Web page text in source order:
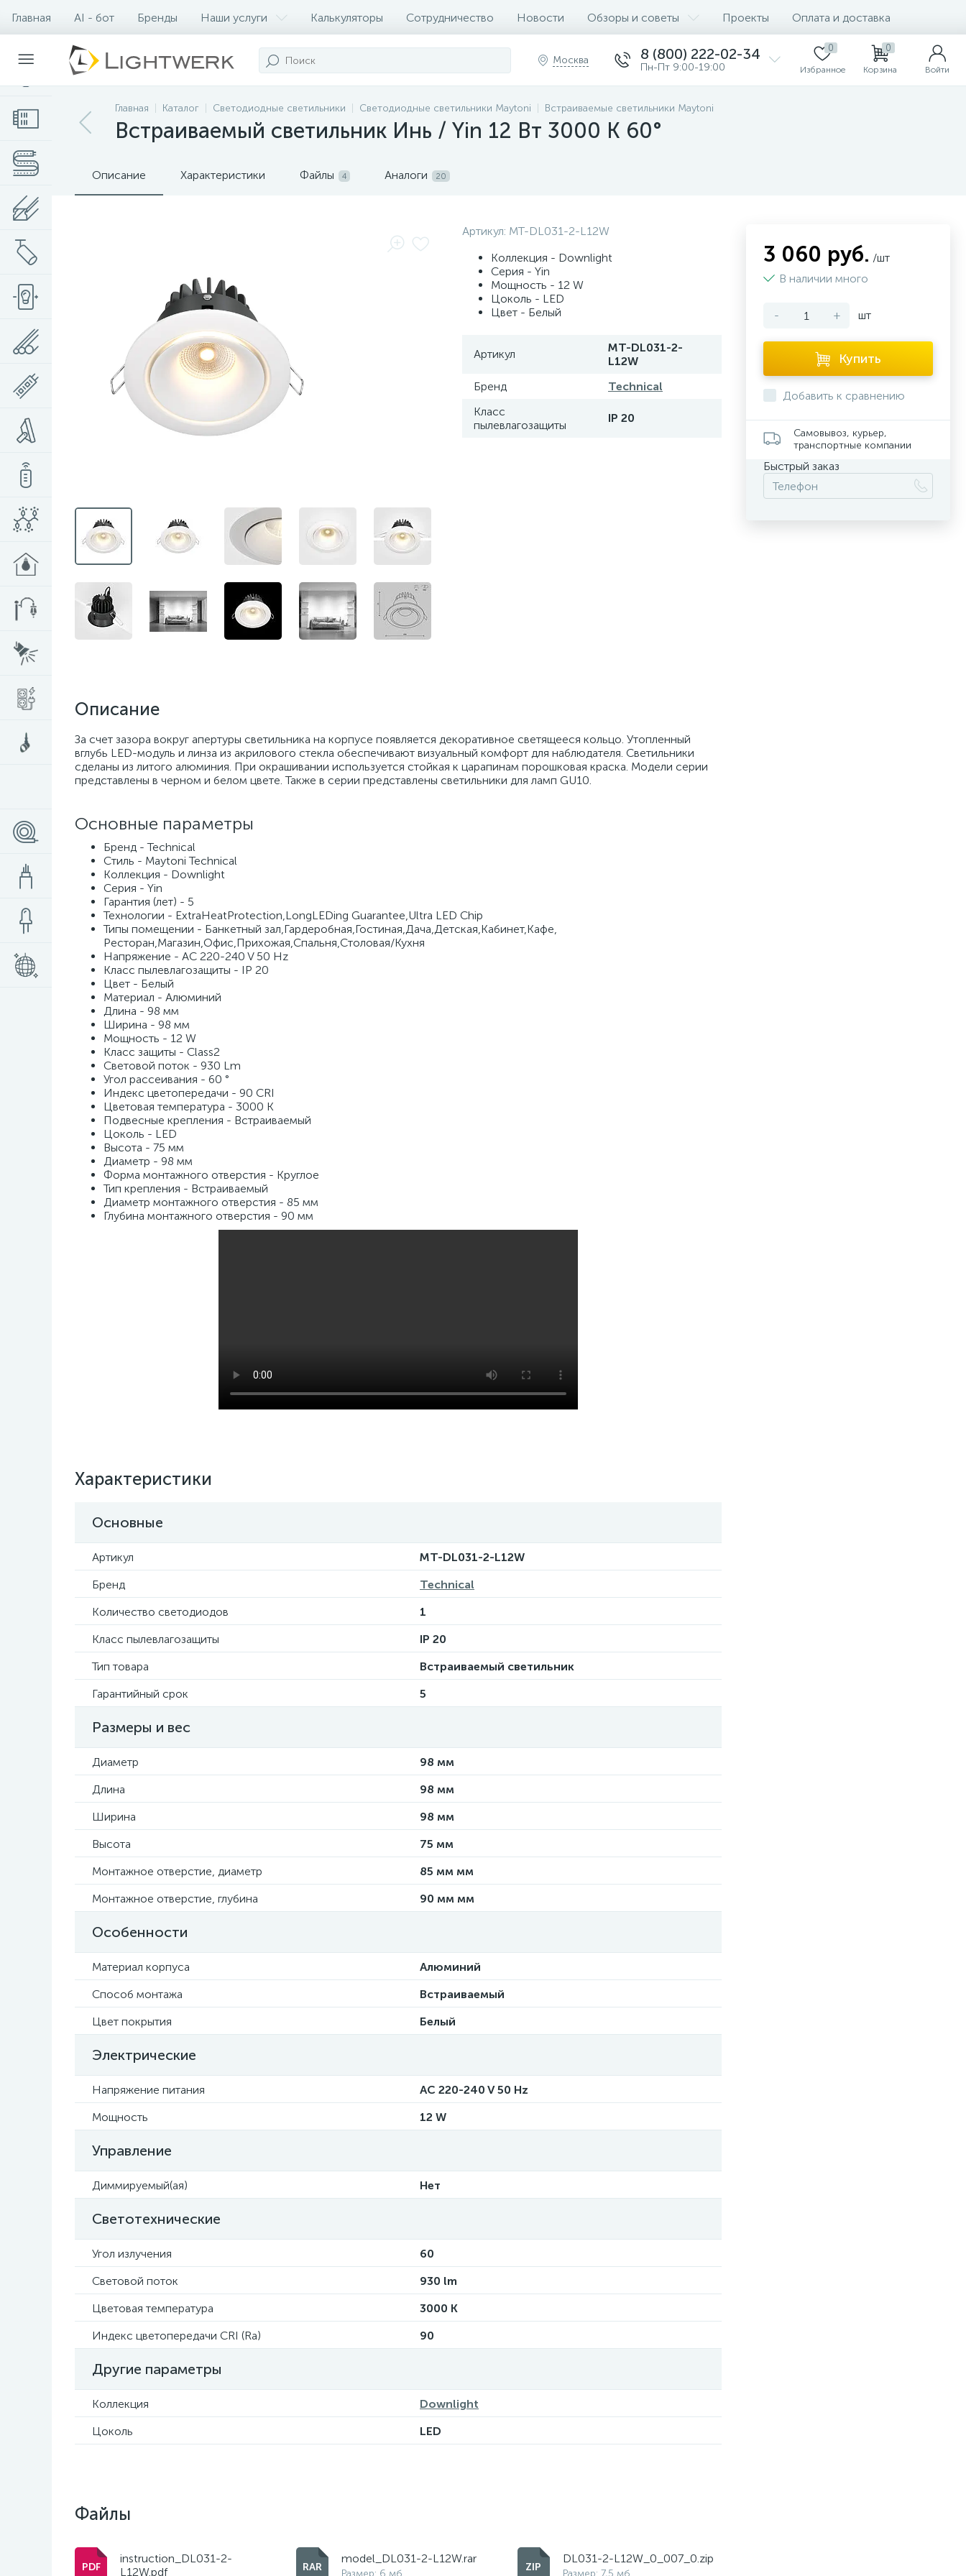
Главная AI - бот Бренды Наши услуги Калькуляторы Сотрудничество Новости Обзоры и советы Проекты Оплата и доставка
Контакты
Москва 8 (800) 222-02-34
Пн-Пт 9:00-19:00
0
Избранное
0
Корзина Войти
Главная Каталог Светодиодные светильники Светодиодные светильники Maytoni Встраиваемые светильники Maytoni
Встраиваемый светильник Инь / Yin 12 Вт 3000 К 60°
Описание Характеристики Файлы 4 Аналоги 20
Артикул: MT-DL031-2-L12W
Коллекция - Downlight
Серия - Yin
Мощность - 12 W
Цоколь - LED
Цвет - Белый
Артикул
MT-DL031-2-
L12W
Бренд
Technical
Класс
пылевлагозащиты
IP 20
Описание
За счет зазора вокруг апертуры светильника на корпусе появляется декоративное светящееся кольцо. Утопленный
вглубь LED-модуль и линза из акрилового стекла обеспечивают визуальный комфорт для наблюдателя. Светильники
сделаны из литого алюминия. При окрашивании используется стойкая к царапинам порошковая краска. Модели серии
представлены в черном и белом цвете. Также в серии представлены светильники для ламп GU10.
Основные параметры
Бренд - Technical
Стиль - Maytoni Technical
Коллекция - Downlight
Серия - Yin
Гарантия (лет) - 5
Технологии - ExtraHeatProtection,LongLEDing Guarantee,Ultra LED Chip
Типы помещении - Банкетный зал,Гардеробная,Гостиная,Дача,Детская,Кабинет,Кафе,
Ресторан,Магазин,Офис,Прихожая,Спальня,Столовая/Кухня
Напряжение - AC 220-240 V 50 Hz
Класс пылевлагозащиты - IP 20
Цвет - Белый
Материал - Алюминий
Длина - 98 мм
Ширина - 98 мм
Мощность - 12 W
Класс защиты - Class2
Световой поток - 930 Lm
Угол рассеивания - 60 °
Индекс цветопередачи - 90 CRI
Цветовая температура - 3000 K
Подвесные крепления - Встраиваемый
Цоколь - LED
Высота - 75 мм
Диаметр - 98 мм
Форма монтажного отверстия - Круглое
Тип крепления - Встраиваемый
Диаметр монтажного отверстия - 85 мм
Глубина монтажного отверстия - 90 мм
Характеристики
Основные
Артикул
MT-DL031-2-L12W
Бренд
Technical
Количество светодиодов
1
Класс пылевлагозащиты
IP 20
Тип товара
Встраиваемый светильник
Гарантийный срок
5
Размеры и вес
Диаметр
98 мм
Длина
98 мм
Ширина
98 мм
Высота
75 мм
Монтажное отверстие, диаметр
85 мм мм
Монтажное отверстие, глубина
90 мм мм
Особенности
Материал корпуса
Алюминий
Способ монтажа
Встраиваемый
Цвет покрытия
Белый
Электрические
Напряжение питания
AC 220-240 V 50 Hz
Мощность
12 W
Управление
Диммируемый(ая) Нет
Светотехнические
Угол излучения
60
Световой поток
930 lm
Цветовая температура
3000 K
Индекс цветопередачи CRI (Ra)
90
Другие параметры
Коллекция
Downlight
Цоколь
LED
Файлы
instruction_DL031-2-
L12W.pdf
model_DL031-2-L12W.rar
Размер: 6 мб
DL031-2-L12W_0_007_0.zip
Размер: 7,5 мб
3 060 руб. /шт
В наличии много
- + шт
Купить
Добавить к сравнению
Самовывоз, курьер,
транспортные компании
Быстрый заказ